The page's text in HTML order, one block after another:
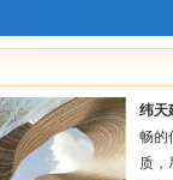
纬天
畅的
质，